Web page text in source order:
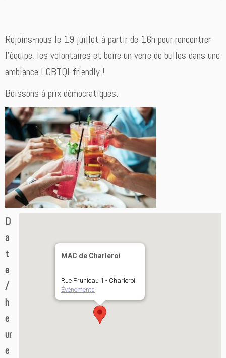
Rejoins-nous le 19 juillet à partir de 16h pour rencontrer
l’équipe, les volontaires et boire un verre de bulles dans une
ambiance LGBTQI-friendly !
Boissons à prix démocratiques.
MAC de Charleroi
Rue Prunieau 1 - Charleroi
Évènements
D
a
t
e
/
h
e
ur
e